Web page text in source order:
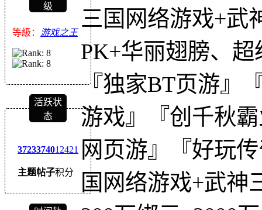
级
等級： 游戏之王
活跃状
态
3723
主题
3740
帖子
12421
积分
三国网络游戏+武
PK+华丽翅膀、
『独家BT页游』
游戏』『创千秋
网页游』『好玩
国网络游戏+武神